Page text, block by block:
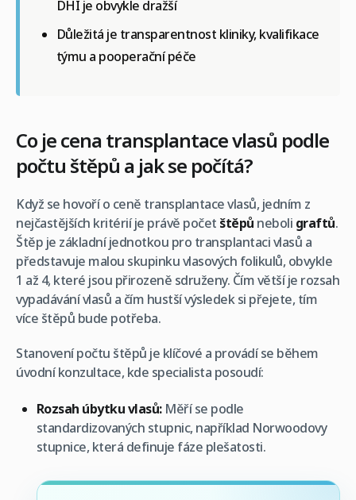
DHI je obvykle dražší
Důležitá je transparentnost kliniky, kvalifikace
týmu a pooperační péče
Co je cena transplantace vlasů podle
počtu štěpů a jak se počítá?
Když se hovoří o ceně transplantace vlasů, jedním z
nejčastějších kritérií je právě počet štěpů neboli graftů.
Štěp je základní jednotkou pro transplantaci vlasů a
představuje malou skupinku vlasových folikulů, obvykle
1 až 4, které jsou přirozeně sdruženy. Čím větší je rozsah
vypadávání vlasů a čím hustší výsledek si přejete, tím
více štěpů bude potřeba.
Stanovení počtu štěpů je klíčové a provádí se během
úvodní konzultace, kde specialista posoudí:
Rozsah úbytku vlasů:Měří se podle
standardizovaných stupnic, například Norwoodovy
stupnice, která definuje fáze plešatosti.